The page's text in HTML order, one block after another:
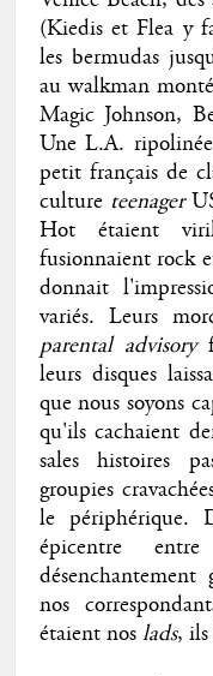
(Kiedis et Flea y
les bermudas
au walkman
Magic Johnson,
Une L.A.
petit français de
culture teenager
Hot étaient
fusionnaient rock
donnait
variés. Leurs
parental advisory
leurs disques
que nous soyons
qu'ils cachaient
sales histoires
groupies
le périphérique.
épicentre
nos
étaient nos lads, ils